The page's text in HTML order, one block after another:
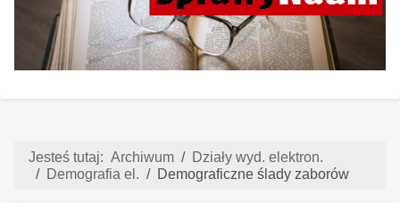
Jesteś tutaj: Archiwum
Działy wyd. elektron.
Demografia el.
Demograficzne ślady zaborów